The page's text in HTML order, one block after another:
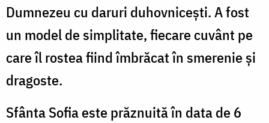
Dumnezeu cu daruri duhovnicești. A fost
un model de simplitate, fiecare cuvânt pe
care îl rostea fiind îmbrăcat în smerenie și
dragoste.
Sfânta Sofia este prăznuită în data de 6